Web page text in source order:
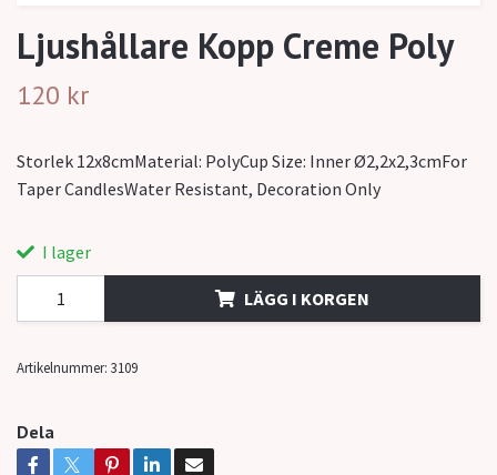
Ljushållare Kopp Creme Poly
120 kr
Storlek 12x8cmMaterial: PolyCup Size: Inner Ø2,2x2,3cmFor
Taper CandlesWater Resistant, Decoration Only
I lager
LÄGG I KORGEN
Artikelnummer: 3109
Dela